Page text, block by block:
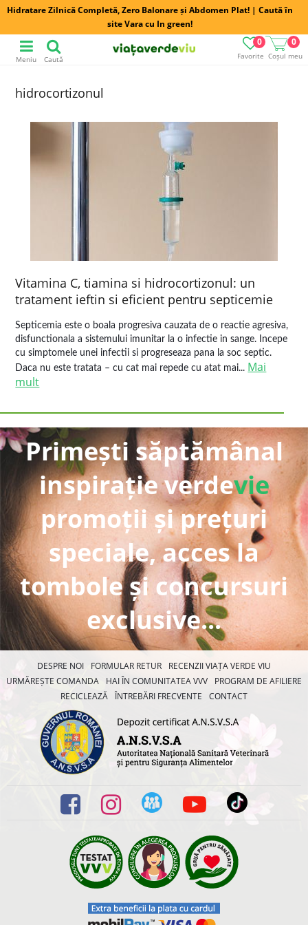
Hidratare Zilnică Completă, Zero Balonare și Abdomen Plat! | Caută în
site Vara cu In green!
Favorite
0
Coșul meu
0
Meniu Caută
hidrocortizonul
Vitamina C, tiamina si hidrocortizonul: un
tratament ieftin si eficient pentru septicemie
Septicemia este o boala progresiva cauzata de o reactie agresiva,
disfunctionala a sistemului imunitar la o infectie in sange. Incepe
cu simptomele unei infectii si progreseaza pana la soc septic.
Daca nu este tratata – cu cat mai repede cu atat mai... Mai
mult
Primești săptămânal
inspirație verdevie
promoții și prețuri
speciale, acces la
tombole și concursuri
exclusive...
DESPRE NOI FORMULAR RETUR
RECENZII VIAȚA VERDE VIU
URMĂREȘTE COMANDA
HAI ÎN COMUNITATEA VVV
PROGRAM DE AFILIERE
RECICLEAZĂ ÎNTREBĂRI FRECVENTE CONTACT